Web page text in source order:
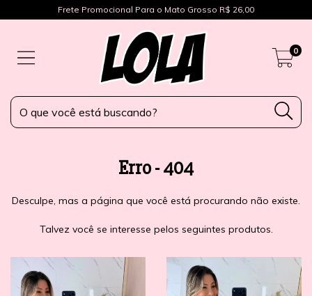
Frete Promocional Para o Mato Grosso R$ 26,00
0
Erro - 404
Desculpe, mas a página que você está procurando não existe.
Talvez você se interesse pelos seguintes produtos.